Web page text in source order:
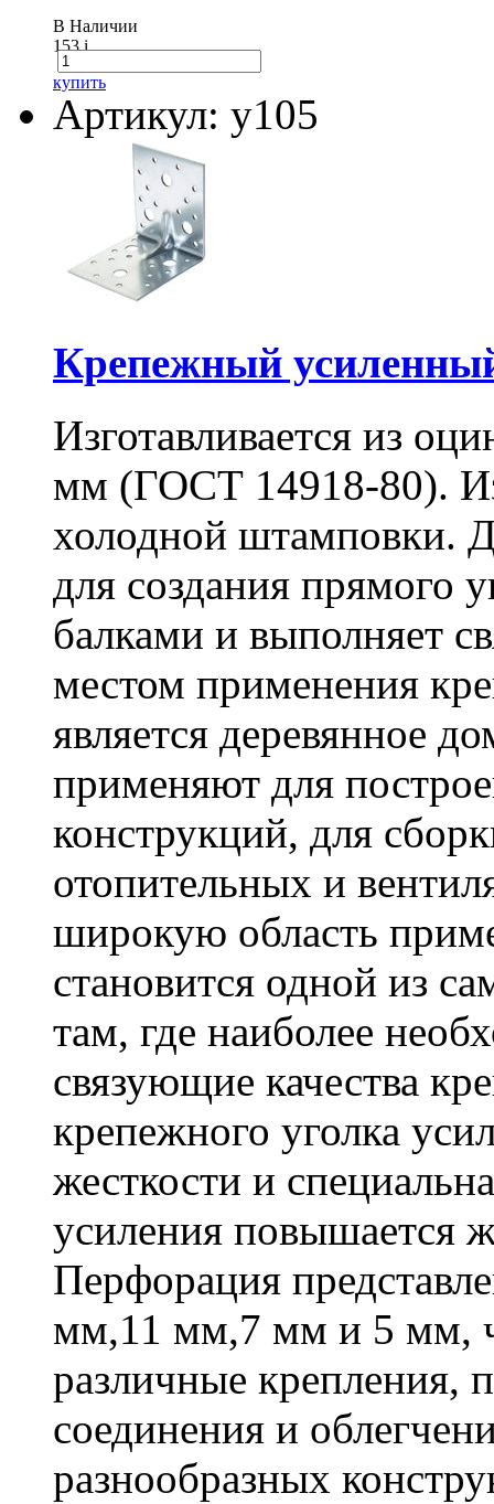
В Наличии
153i
купить
Артикул: у105
Крепежный
Изготавливается из
мм (ГОСТ 14918-80).
холодной штамповки.
для создания прямого
балками и выполняет
местом применения
является деревянное
применяют для
конструкций, для
отопительных и
широкую область
становится одной из
там, где наиболее
связующие качества
крепежного уголка
жесткости и
усиления повышается
Перфорация
мм,11 мм,7 мм и 5 мм,
различные
соединения и
разнообразных